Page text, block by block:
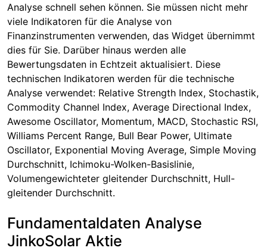
Analyse schnell sehen können. Sie müssen nicht mehr
viele Indikatoren für die Analyse von
Finanzinstrumenten verwenden, das Widget übernimmt
dies für Sie. Darüber hinaus werden alle
Bewertungsdaten in Echtzeit aktualisiert. Diese
technischen Indikatoren werden für die technische
Analyse verwendet: Relative Strength Index, Stochastik,
Commodity Channel Index, Average Directional Index,
Awesome Oscillator, Momentum, MACD, Stochastic RSI,
Williams Percent Range, Bull Bear Power, Ultimate
Oscillator, Exponential Moving Average, Simple Moving
Durchschnitt, Ichimoku-Wolken-Basislinie,
Volumengewichteter gleitender Durchschnitt, Hull-
gleitender Durchschnitt.
Fundamentaldaten Analyse
JinkoSolar Aktie